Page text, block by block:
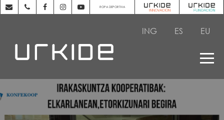
ROPA DEPORTIVA
ING ES EU